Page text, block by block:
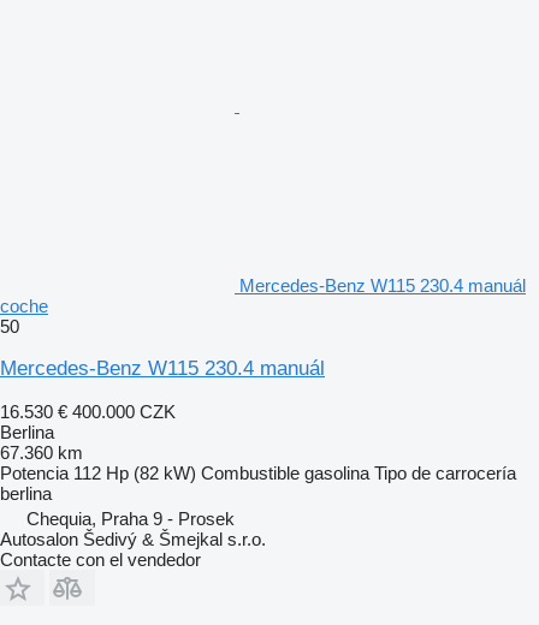
Mercedes-Benz W115 230.4 manuál
coche
50
Mercedes-Benz W115 230.4 manuál
16.530 € 400.000 CZK
Berlina
67.360 km
Potencia 112 Hp (82 kW) Combustible gasolina Tipo de carrocería
berlina
Chequia, Praha 9 - Prosek
Autosalon Šedivý & Šmejkal s.r.o.
Contacte con el vendedor